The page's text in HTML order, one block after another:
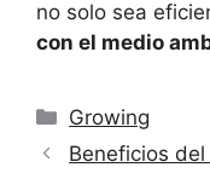
no solo sea
con el medio
Categorías
Growing
Beneficios